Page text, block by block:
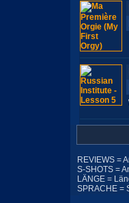
REVIEWS =
S-SHOTS =
LÄNGE =
SPRACHE =